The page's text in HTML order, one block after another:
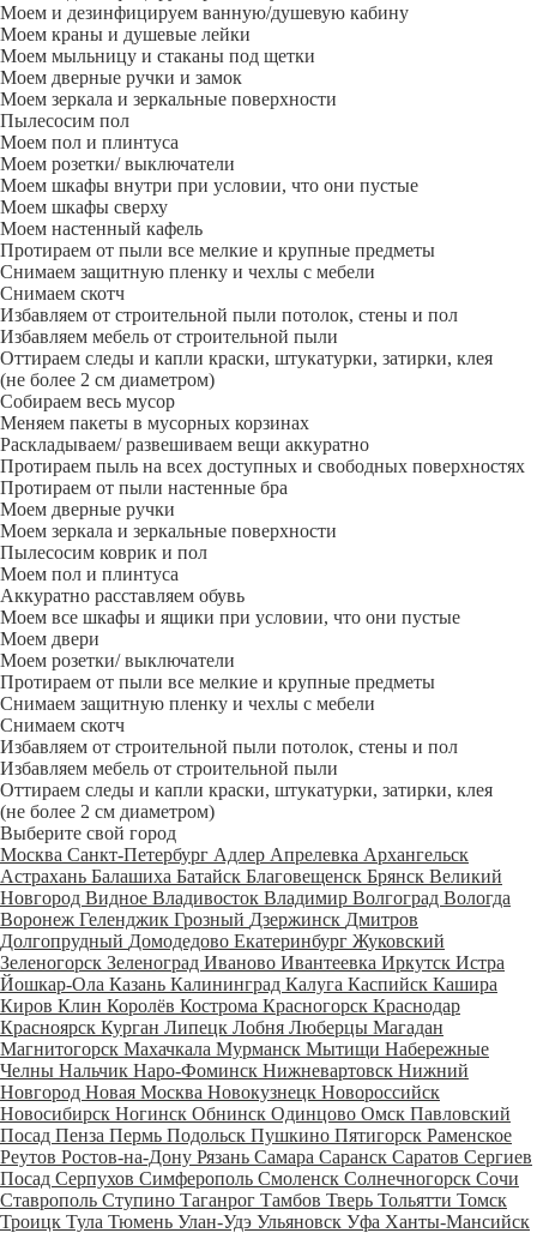
Моем и дезинфицируем ванную/душевую кабину
Моем краны и душевые лейки
Моем мыльницу и стаканы под щетки
Моем дверные ручки и замок
Моем зеркала и зеркальные поверхности
Пылесосим пол
Моем пол и плинтуса
Моем розетки/ выключатели
Моем шкафы внутри при условии, что они пустые
Моем шкафы сверху
Моем настенный кафель
Протираем от пыли все мелкие и крупные предметы
Снимаем защитную пленку и чехлы с мебели
Снимаем скотч
Избавляем от строительной пыли потолок, стены и пол
Избавляем мебель от строительной пыли
Оттираем следы и капли краски, штукатурки, затирки, клея
(не более 2 см диаметром)
Собираем весь мусор
Меняем пакеты в мусорных корзинах
Раскладываем/ развешиваем вещи аккуратно
Протираем пыль на всех доступных и свободных поверхностях
Протираем от пыли настенные бра
Моем дверные ручки
Моем зеркала и зеркальные поверхности
Пылесосим коврик и пол
Моем пол и плинтуса
Аккуратно расставляем обувь
Моем все шкафы и ящики при условии, что они пустые
Моем двери
Моем розетки/ выключатели
Протираем от пыли все мелкие и крупные предметы
Снимаем защитную пленку и чехлы с мебели
Снимаем скотч
Избавляем от строительной пыли потолок, стены и пол
Избавляем мебель от строительной пыли
Оттираем следы и капли краски, штукатурки, затирки, клея
(не более 2 см диаметром)
Выберите свой город
Москва Санкт-Петербург Адлер Апрелевка Архангельск
Астрахань Балашиха Батайск Благовещенск Брянск Великий
Новгород Видное Владивосток Владимир Волгоград Вологда
Воронеж Геленджик Грозный Дзержинск Дмитров
Долгопрудный Домодедово Екатеринбург Жуковский
Зеленогорск Зеленоград Иваново Ивантеевка Иркутск Истра
Йошкар-Ола Казань Калининград Калуга Каспийск Кашира
Киров Клин Королёв Кострома Красногорск Краснодар
Красноярск Курган Липецк Лобня Люберцы Магадан
Магнитогорск Махачкала Мурманск Мытищи Набережные
Челны Нальчик Наро-Фоминск Нижневартовск Нижний
Новгород Новая Москва Новокузнецк Новороссийск
Новосибирск Ногинск Обнинск Одинцово Омск Павловский
Посад Пенза Пермь Подольск Пушкино Пятигорск Раменское
Реутов Ростов-на-Дону Рязань Самара Саранск Саратов Сергиев
Посад Серпухов Симферополь Смоленск Солнечногорск Сочи
Ставрополь Ступино Таганрог Тамбов Тверь Тольятти Томск
Троицк Тула Тюмень Улан-Удэ Ульяновск Уфа Ханты-Мансийск